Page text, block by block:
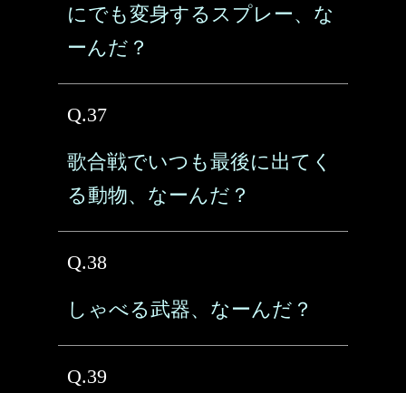
にでも変身するスプレー、な
ーんだ？
Q.37
歌合戦でいつも最後に出てく
る動物、なーんだ？
Q.38
しゃべる武器、なーんだ？
Q.39